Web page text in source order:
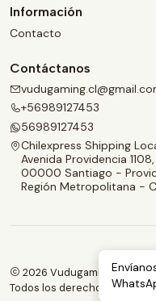
Información
Contacto
Contáctanos
+56989127453
56989127453
Chilexpress Shipping
Avenida Providencia
00000 Santiago -
Región Metropolitana -
2026 Vudugaming.
Todos los derechos